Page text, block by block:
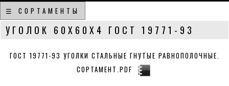
☰ СОРТАМЕНТЫ
УГОЛОК 60Х60Х4 ГОСТ 19771-93
ГОСТ 19771-93 УГОЛКИ СТАЛЬНЫЕ ГНУТЫЕ РАВНОПОЛОЧНЫЕ.
СОРТАМЕНТ.PDF